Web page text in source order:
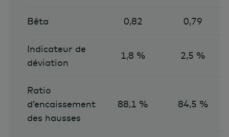
Bêta 0,82 0,79
Indicateur de
déviation
1,8 % 2,5 %
Ratio
d’encaissement
des hausses
88,1 % 84,5 %